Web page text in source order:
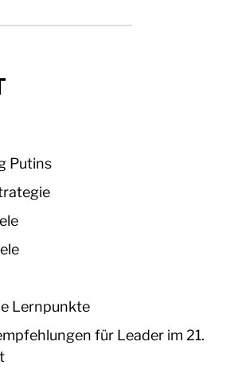
Putins
Lernpunkte
für Leader im 21.